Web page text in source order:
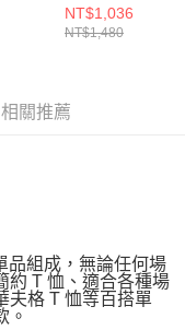
63646302
NT$1,036
NT$1,480
相關推薦
品組成，無論任何場
約 T 恤、適合各種場
夫格 T 恤等百搭單
。